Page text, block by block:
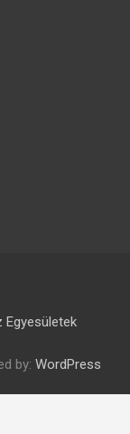
Egyesületek
by: WordPress